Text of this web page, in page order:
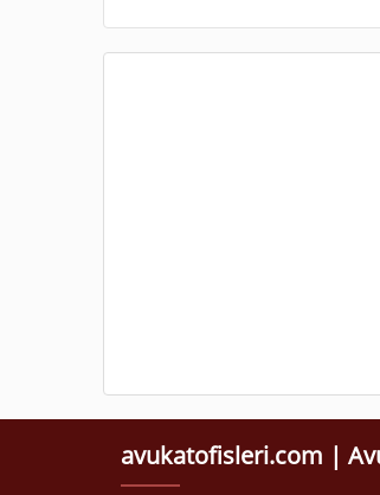
avukatofisleri.com |